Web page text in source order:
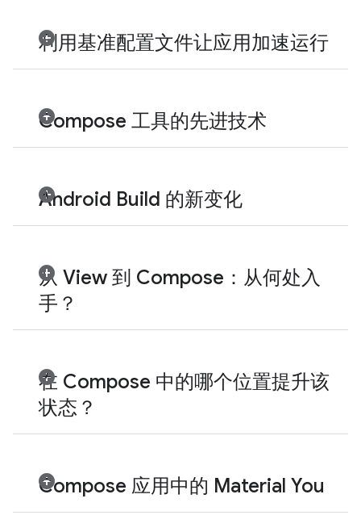
利用基准配置文件让应用加速运行
Compose 工具的先进技术
Android Build 的新变化
从 View 到 Compose：从何处入
手？
在 Compose 中的哪个位置提升该
状态？
Compose 应用中的 Material You